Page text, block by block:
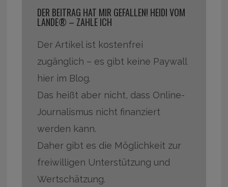
DER BEITRAG HAT MIR GEFALLEN! HEIDI VOM
LANDE® – ZAHLE ICH
Der Artikel ist kostenfrei
zugänglich – es gibt keine Paywall
hier im Blog.
Das heißt aber nicht, dass Online-
Journalismus nicht finanziert
werden kann.
Daher gibt es die Möglichkeit zur
freiwilligen Unterstützung und
Wertschätzung.